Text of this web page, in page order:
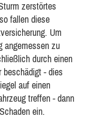
zerstörtes
fallen diese
Um
angemessen zu
durch einen
beschädigt - dies
auf einen
treffen - dann
ein.